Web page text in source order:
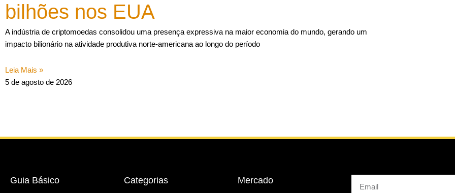
bilhões nos EUA
A indústria de criptomoedas consolidou uma presença expressiva na maior economia do mundo, gerando um
impacto bilionário na atividade produtiva norte-americana ao longo do período
Leia Mais »
5 de agosto de 2026
Guia Básico Categorias Mercado